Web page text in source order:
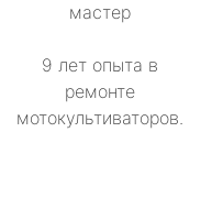
мастер
9 лет опыта в
ремонте
мотокультиваторов.